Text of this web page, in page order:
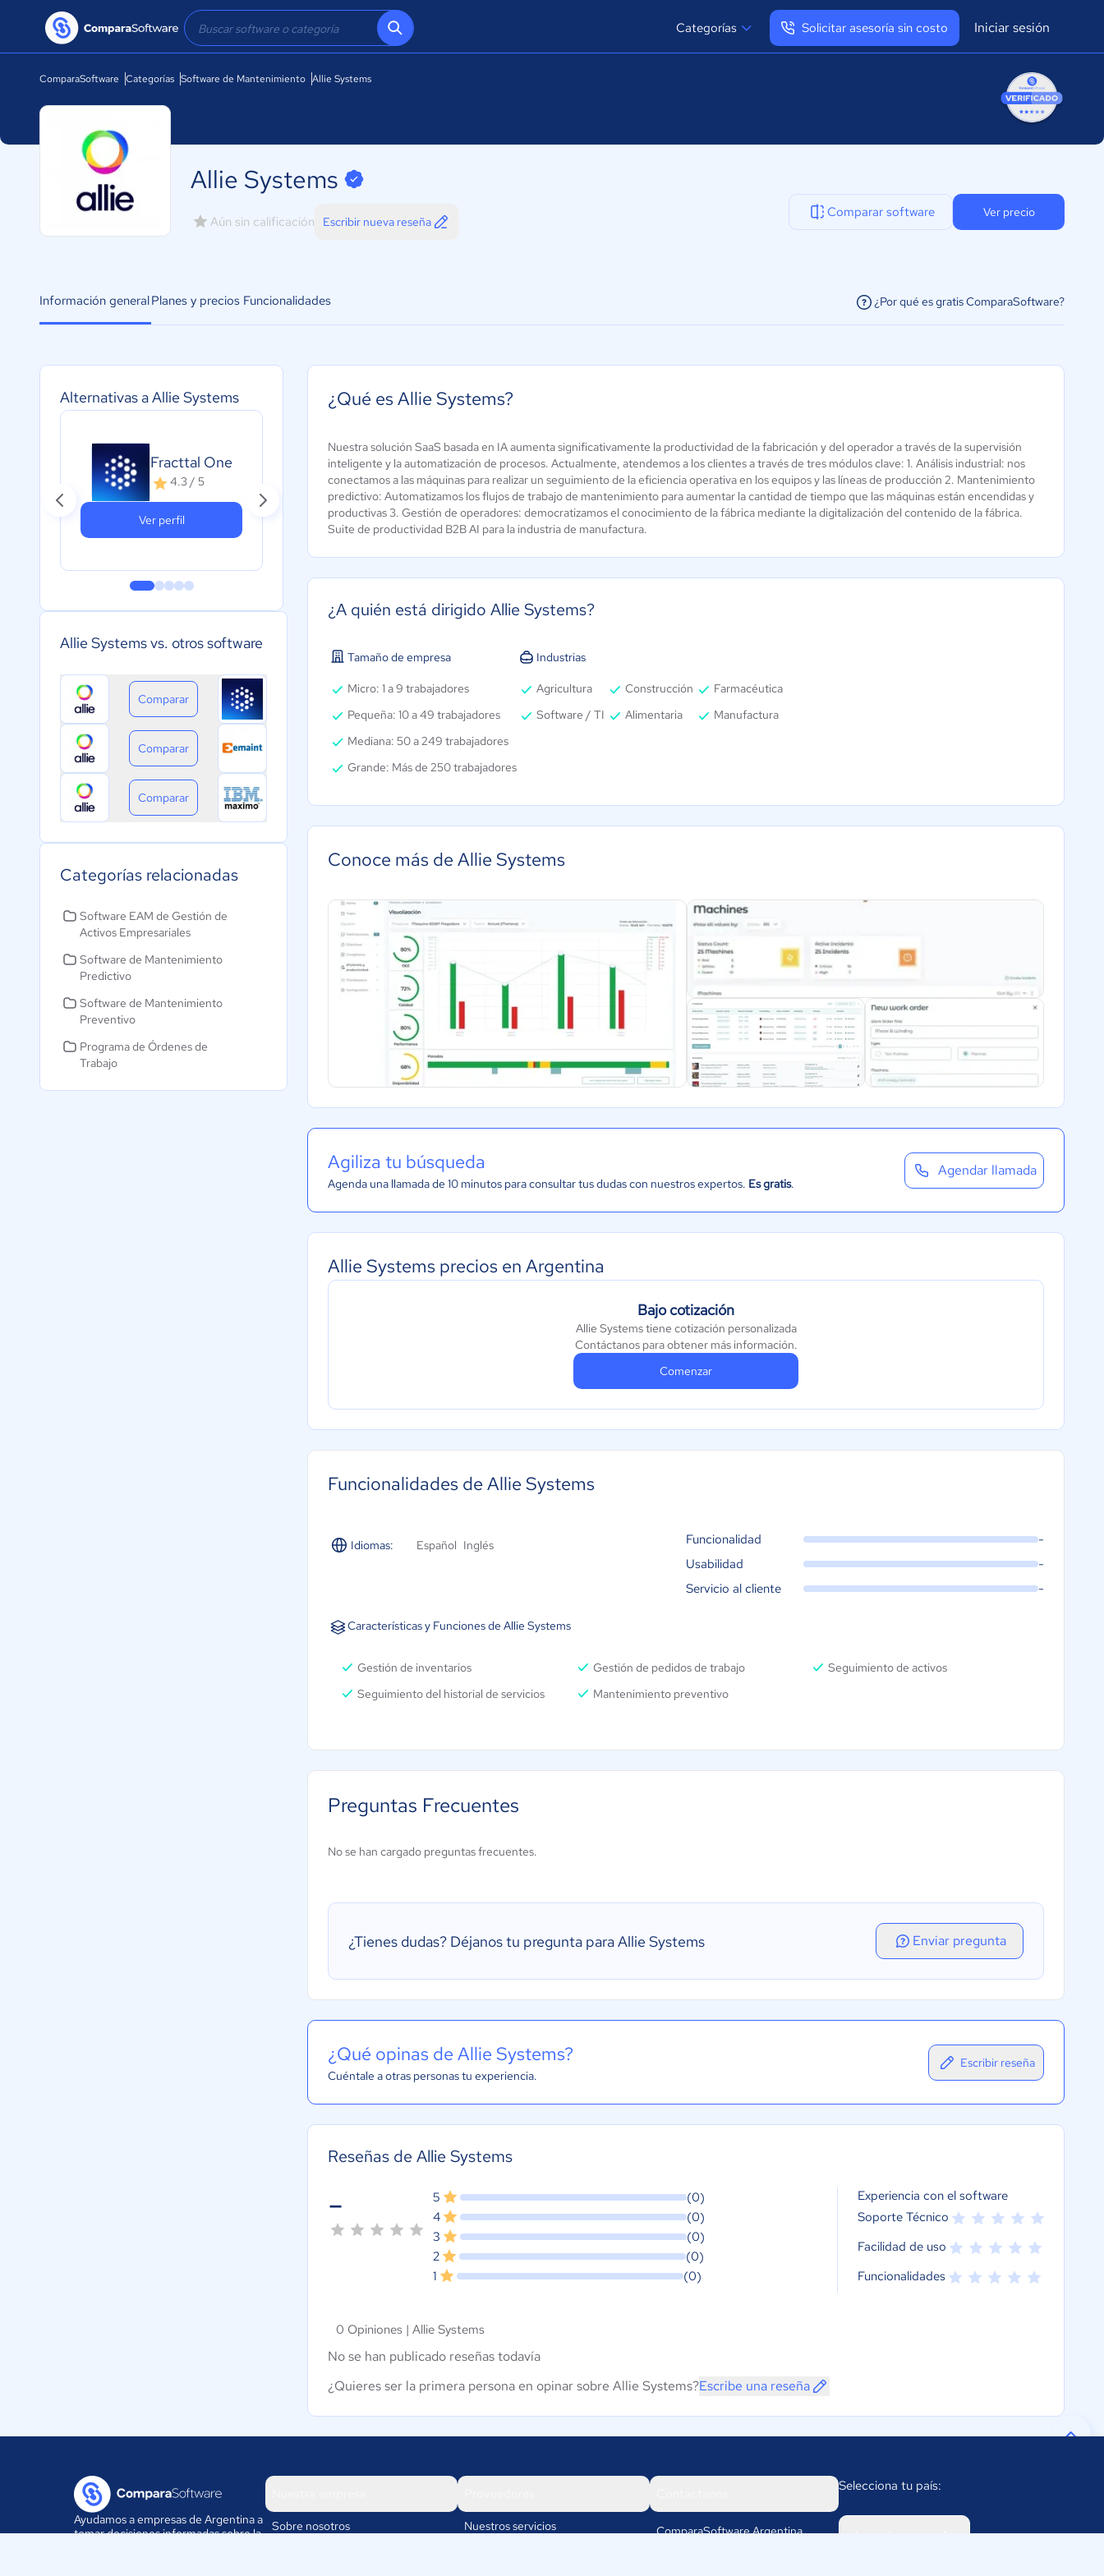
Categorías Solicitar asesoría sin costo Iniciar sesión
ComparaSoftware Categorías Software de Mantenimiento Allie Systems
Allie Systems
Aún sin calificación Escribir nueva reseña
Comparar software Ver precio
Información generalPlanes y precios Funcionalidades ¿Por qué es gratis ComparaSoftware?
Alternativas a Allie Systems
Fracttal One
4.3 / 5
Ver perfil
eMaint CMMS
4.1 / 5
IBM Maximo
4.5 / 5
HTM
Mantenimiento
5 / 5
TINC CMMS
4.5 / 5
Allie Systems vs. otros software
Comparar
Comparar
Comparar
Categorías relacionadas
Software EAM de Gestión de
Activos Empresariales
Software de Mantenimiento
Predictivo
Software de Mantenimiento
Preventivo
Programa de Órdenes de
Trabajo
¿Qué es Allie Systems?
Nuestra solución SaaS basada en IA aumenta significativamente la productividad de la fabricación y del operador a través de la supervisión
inteligente y la automatización de procesos. Actualmente, atendemos a los clientes a través de tres módulos clave: 1. Análisis industrial: nos
conectamos a las máquinas para realizar un seguimiento de la eficiencia operativa en los equipos y las líneas de producción 2. Mantenimiento
predictivo: Automatizamos los flujos de trabajo de mantenimiento para aumentar la cantidad de tiempo que las máquinas están encendidas y
productivas 3. Gestión de operadores: democratizamos el conocimiento de la fábrica mediante la digitalización del contenido de la fábrica.
Suite de productividad B2B AI para la industria de manufactura.
¿A quién está dirigido Allie Systems?
Tamaño de empresa
Micro: 1 a 9 trabajadores
Pequeña: 10 a 49 trabajadores
Mediana: 50 a 249 trabajadores
Grande: Más de 250 trabajadores
Industrias
Agricultura Construcción
Farmacéutica
Software / TI
Alimentaria Manufactura
Conoce más de Allie Systems
Agiliza tu búsqueda
Agenda una llamada de 10 minutos para consultar tus dudas con nuestros expertos. Es gratis.
Agendar llamada
Allie Systems precios en Argentina
Bajo cotización
Allie Systems tiene cotización personalizada
Contáctanos para obtener más información.
Comenzar
Funcionalidades de Allie Systems
Idiomas: Español Inglés Funcionalidad
-
Usabilidad
-
Servicio al cliente
-
Características y Funciones de Allie Systems
Gestión de inventarios Gestión de pedidos de trabajo
Seguimiento de activos
Seguimiento del historial de servicios
Mantenimiento preventivo
Preguntas Frecuentes
No se han cargado preguntas frecuentes.
¿Tienes dudas? Déjanos tu pregunta para Allie Systems Enviar pregunta
¿Qué opinas de Allie Systems?
Cuéntale a otras personas tu experiencia.
Escribir reseña
Reseñas de Allie Systems
- 5
(0)
4
(0)
3
(0)
2
(0)
1
(0)
Experiencia con el software
Soporte Técnico
Facilidad de uso
Funcionalidades
0 Opiniones | Allie Systems
No se han publicado reseñas todavía
¿Quieres ser la primera persona en opinar sobre Allie Systems?Escribe una reseña
Ayudamos a empresas de Argentina a
tomar decisiones informadas sobre la
Sobre nosotros
Nuestros servicios
ComparaSoftware Argentina
Selecciona tu país: